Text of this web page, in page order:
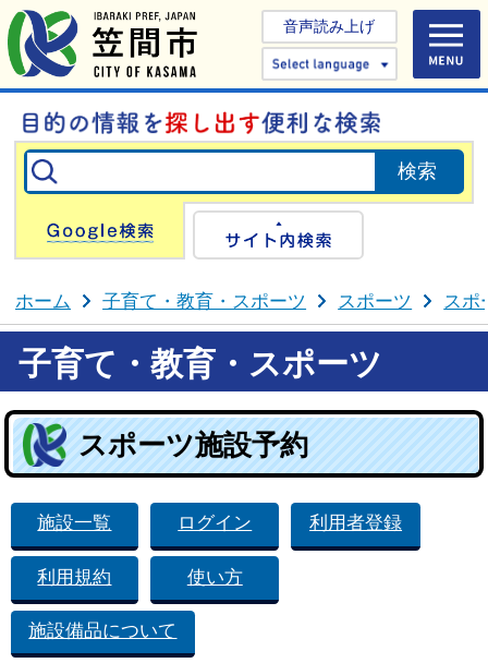
音声読み上げ
Select
Google検索
ホーム 子育て・教育・スポーツ スポーツ スポ
子育て・教育・スポーツ
スポーツ施設予約
施設一覧 ログイン 利用者登録
利用規約 使い方
施設備品について